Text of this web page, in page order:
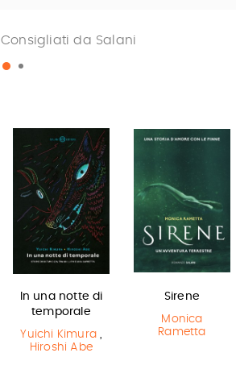
Consigliati da Salani
In una notte di
temporale
Yuichi Kimura ,
Hiroshi Abe
Sirene
Monica
Rametta